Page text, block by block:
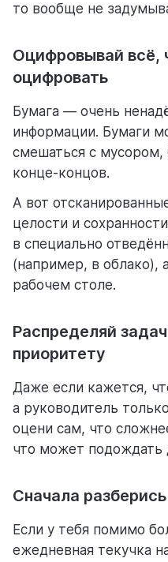
то вообще не
Оцифровывай всё,
оцифровать
Бумага — очень
информации. Бумаги
смешаться с
конце-концов.
А вот
целости и
в специально
(например, в облако),
рабочем столе.
Распределяй
приоритету
Даже если кажется,
а руководитель
оцени сам, что
что может подождать
Сначала
Если у тебя помимо
ежедневная текучка